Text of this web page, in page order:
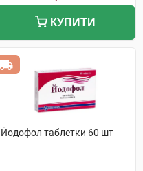
КУПИТИ
Йодофол таблетки 60 шт